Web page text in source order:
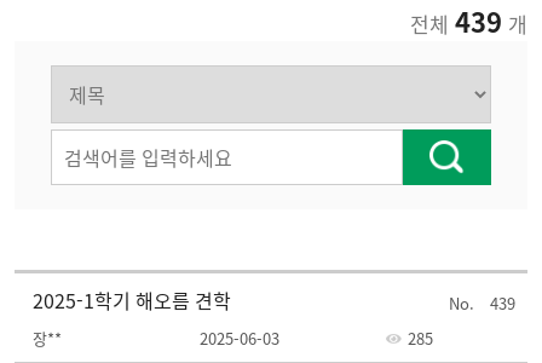
전체 439 개
439
2025-1학기 해오름 견학
장** 2025-06-03 285